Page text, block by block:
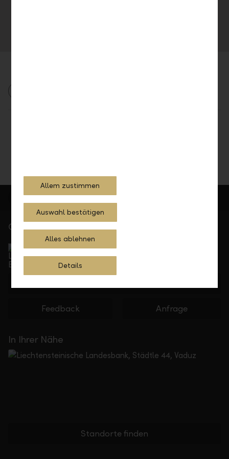
Gerne für Sie da
Service Direkt
bis 17.30 Uhr
Feedback Anfrage
In Ihrer Nähe
Standorte finden
Allem zustimmen
Auswahl bestätigen
Alles ablehnen
Details